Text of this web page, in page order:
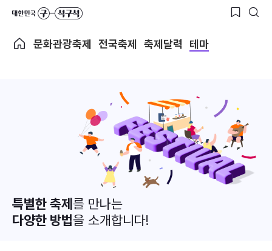
문화관광축제 전국축제 축제달력 테마
특별한 축제를 만나는
다양한 방법을 소개합니다!